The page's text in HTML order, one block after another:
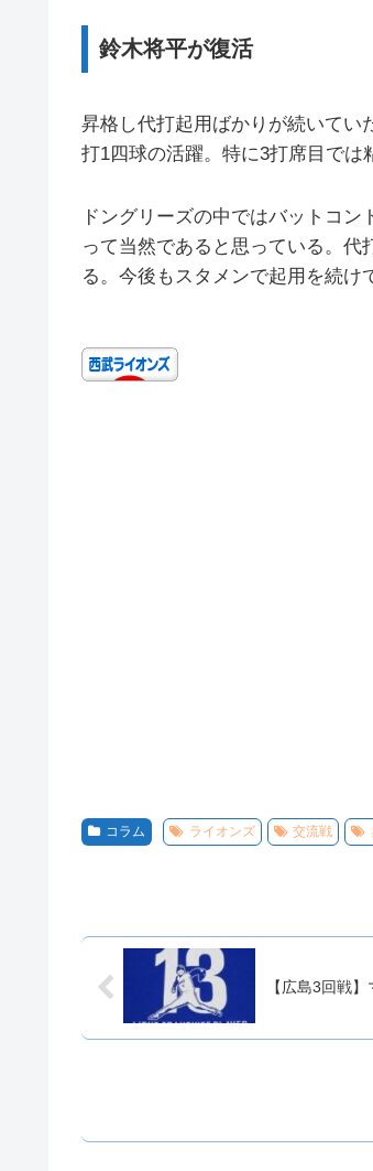
鈴木将平が復活
昇格し代打起用ばかりが続いてい
打1四球の活躍。特に3打席目では
ドングリーズの中ではバットコ
って当然であると思っている。代
る。今後もスタメンで起用を続け
コラム ライオンズ 交流戦
【広島3回戦